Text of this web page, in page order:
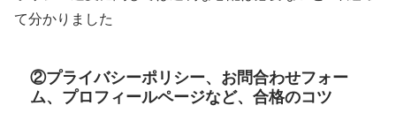
て分かりました
②プライバシーポリシー、お問合わせフォー
ム、プロフィールページなど、合格のコツ